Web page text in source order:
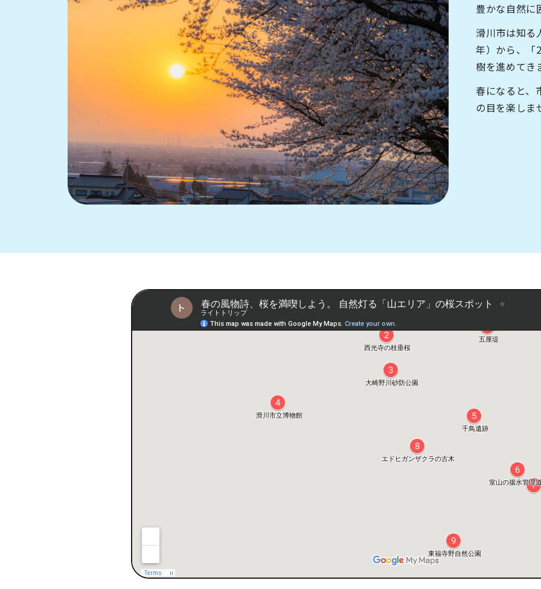
サイトマップ
豊かな自然に
滑川市は知る
年）から、「
樹を進めてき
春になると、
の目を楽しま